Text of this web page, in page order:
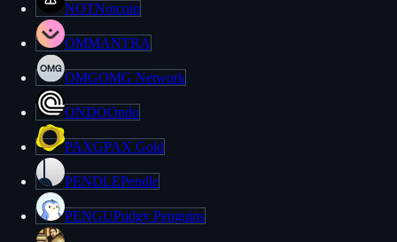
NOTNotcoin
OMMANTRA
OMGOMG Network
ONDOOndo
PAXGPAX Gold
PENDLEPendle
PENGUPudgy Penguins